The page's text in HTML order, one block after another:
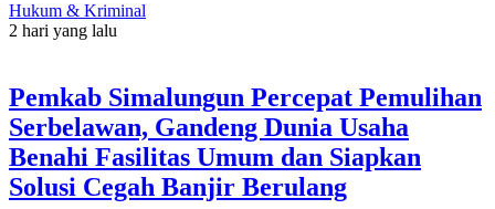
Hukum & Kriminal
2 hari yang lalu
Pemkab Simalungun Percepat Pemulihan
Serbelawan, Gandeng Dunia Usaha
Benahi Fasilitas Umum dan Siapkan
Solusi Cegah Banjir Berulang